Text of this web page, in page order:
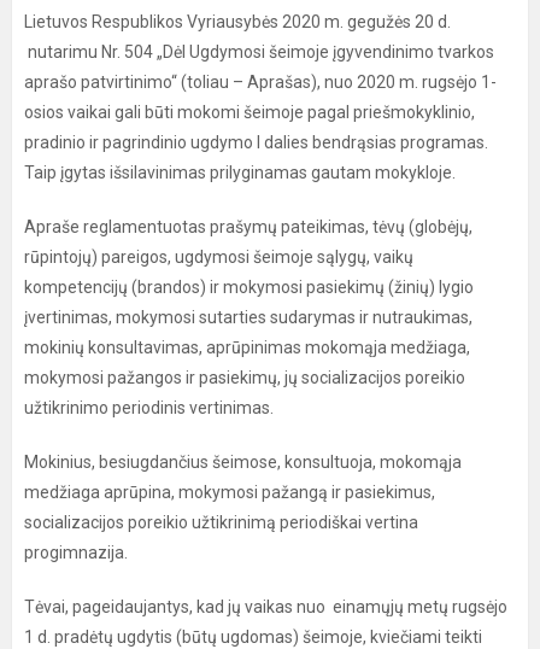
Lietuvos Respublikos Vyriausybės 2020 m. gegužės 20 d.
nutarimu Nr. 504 „Dėl Ugdymosi šeimoje įgyvendinimo tvarkos
aprašo patvirtinimo“ (toliau – Aprašas), nuo 2020 m. rugsėjo 1-
osios vaikai gali būti mokomi šeimoje pagal priešmokyklinio,
pradinio ir pagrindinio ugdymo I dalies bendrąsias programas.
Taip įgytas išsilavinimas prilyginamas gautam mokykloje.
Apraše reglamentuotas prašymų pateikimas, tėvų (globėjų,
rūpintojų) pareigos, ugdymosi šeimoje sąlygų, vaikų
kompetencijų (brandos) ir mokymosi pasiekimų (žinių) lygio
įvertinimas, mokymosi sutarties sudarymas ir nutraukimas,
mokinių konsultavimas, aprūpinimas mokomąja medžiaga,
mokymosi pažangos ir pasiekimų, jų socializacijos poreikio
užtikrinimo periodinis vertinimas.
Mokinius, besiugdančius šeimose, konsultuoja, mokomąja
medžiaga aprūpina, mokymosi pažangą ir pasiekimus,
socializacijos poreikio užtikrinimą periodiškai vertina
progimnazija.
Tėvai, pageidaujantys, kad jų vaikas nuo einamųjų metų rugsėjo
1 d. pradėtų ugdytis (būtų ugdomas) šeimoje, kviečiami teikti